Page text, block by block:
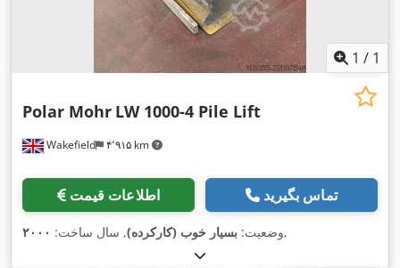
1 / 1
Wakefield ۴٬۹۱۵ km
Polar Mohr LW 1000-4 Pile Lift
اطلاعات قیمت تماس بگیرید
وضعیت: بسیار خوب (کارکرده), سال ساخت: ۲۰۰۰ ,